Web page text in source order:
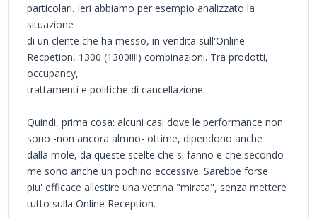
particolari. Ieri abbiamo per esempio analizzato la
situazione
di un clente che ha messo, in vendita sull'Online
Recpetion, 1300 (1300!!!!) combinazioni. Tra prodotti,
occupancy,
trattamenti e politiche di cancellazione.
Quindi, prima cosa: alcuni casi dove le performance non
sono -non ancora almno- ottime, dipendono anche
dalla mole, da queste scelte che si fanno e che secondo
me sono anche un pochino eccessive. Sarebbe forse
piu' efficace allestire una vetrina "mirata", senza mettere
tutto sulla Online Reception.